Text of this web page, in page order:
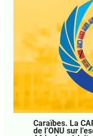
Caraïbes. La
de l’ONU sur
Africains
Laisser un
Caraib Creole News